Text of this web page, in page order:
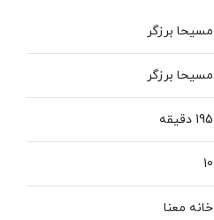
مسیحا برزگر
مسیحا برزگر
195 دقیقه
10
خانه معنا